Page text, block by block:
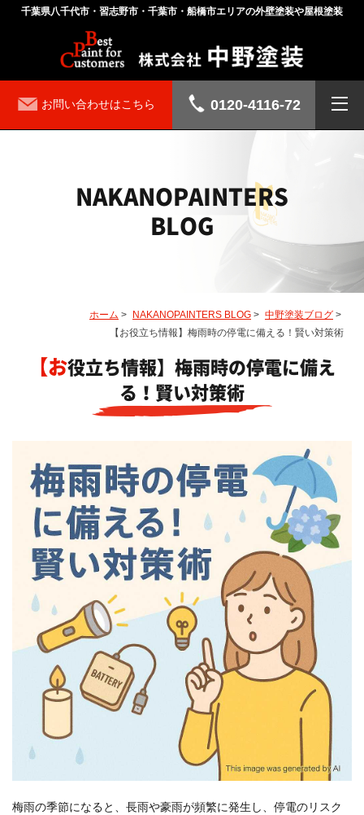
千葉県八千代市・習志野市・千葉市・船橋市エリアの外壁塗装や屋根塗装
お問い合わせはこちら 0120-4116-72
NAKANOPAINTERS
BLOG
ホーム > NAKANOPAINTERS BLOG > 中野塗装ブログ >
【お役立ち情報】梅雨時の停電に備える！賢い対策術
【お役立ち情報】梅雨時の停電に備え
る！賢い対策術
梅雨の季節になると、長雨や豪雨が頻繁に発生し、停電のリスク